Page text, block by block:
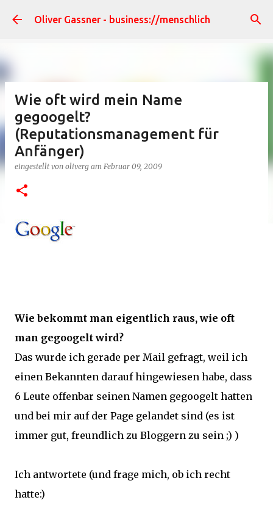
Direkt zum Hauptbereich
Oliver Gassner - business://menschlich
Wie oft wird mein Name
gegoogelt?
(Reputationsmanagement für
Anfänger)
eingestellt von oliverg am Februar 09, 2009
Wie bekommt man eigentlich raus, wie oft
man gegoogelt wird?
Das wurde ich gerade per Mail gefragt, weil ich
einen Bekannten darauf hingewiesen habe, dass
6 Leute offenbar seinen Namen gegoogelt hatten
und bei mir auf der Page gelandet sind (es ist
immer gut, freundlich zu Bloggern zu sein ;) )
Ich antwortete (und frage mich, ob ich recht
hatte:)